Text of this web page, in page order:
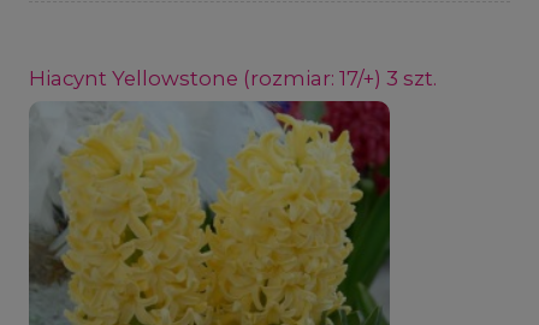
Hiacynt Yellowstone (rozmiar: 17/+) 3 szt.